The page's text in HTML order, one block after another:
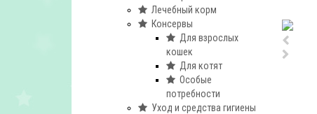
Лечебный корм
Консервы
Для взрослых
кошек
Для котят
Особые
потребности
Уход и средства гигиены